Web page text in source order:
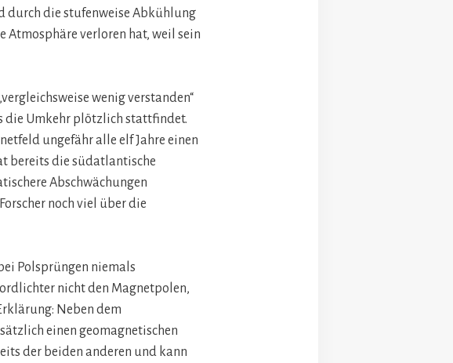
durch die stufenweise Abkühlung
Atmosphäre verloren hat, weil sein
wenig verstanden“
die Umkehr plötzlich stattfindet.
ungefähr alle elf Jahre einen
bereits die südatlantische
Abschwächungen
noch viel über die
Polsprüngen niemals
nicht den Magnetpolen,
Neben dem
einen geomagnetischen
der beiden anderen und kann